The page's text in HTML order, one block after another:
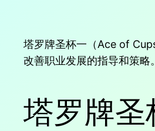
塔罗牌圣杯一（Ace of
改善职业发展的指导和策略
塔罗牌